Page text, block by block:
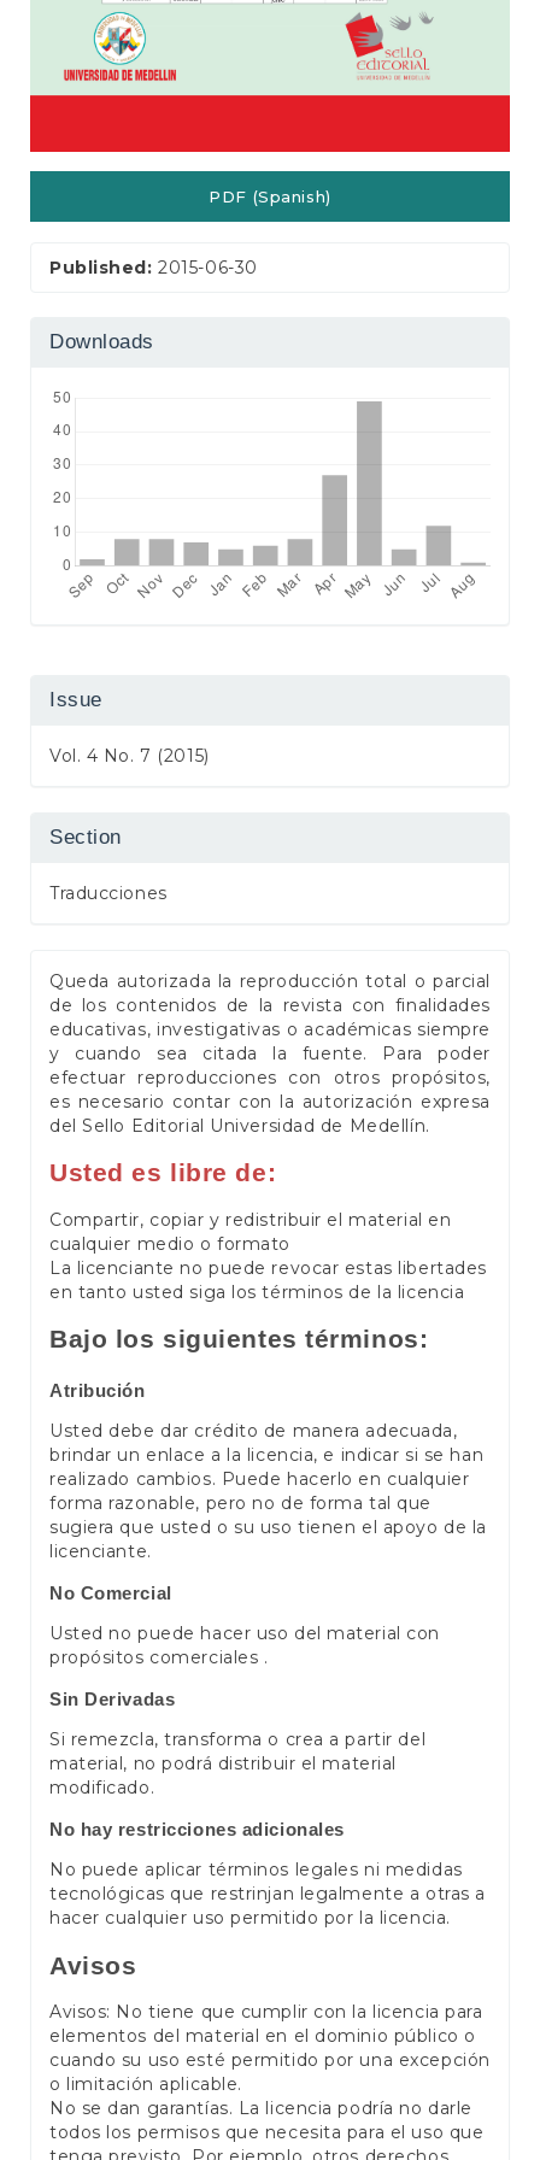
PDF (Spanish)
Published:2015-06-30
Downloads
Issue
Vol. 4 No. 7 (2015)
Section
Traducciones
Queda autorizada la reproducción total o parcial
de los contenidos de la revista con finalidades
educativas, investigativas o académicas siempre
y cuando sea citada la fuente. Para poder
efectuar reproducciones con otros propósitos,
es necesario contar con la autorización expresa
del Sello Editorial Universidad de Medellín.
Usted es libre de:
Compartir, copiar y redistribuir el material en
cualquier medio o formato
La licenciante no puede revocar estas libertades
en tanto usted siga los términos de la licencia
Bajo los siguientes términos:
Atribución
Usted debe dar crédito de manera adecuada,
brindar un enlace a la licencia, e indicar si se han
realizado cambios. Puede hacerlo en cualquier
forma razonable, pero no de forma tal que
sugiera que usted o su uso tienen el apoyo de la
licenciante.
No Comercial
Usted no puede hacer uso del material con
propósitos comerciales .
Sin Derivadas
Si remezcla, transforma o crea a partir del
material, no podrá distribuir el material
modificado.
No hay restricciones adicionales
No puede aplicar términos legales ni medidas
tecnológicas que restrinjan legalmente a otras a
hacer cualquier uso permitido por la licencia.
Avisos
Avisos: No tiene que cumplir con la licencia para
elementos del material en el dominio público o
cuando su uso esté permitido por una excepción
o limitación aplicable.
No se dan garantías. La licencia podría no darle
todos los permisos que necesita para el uso que